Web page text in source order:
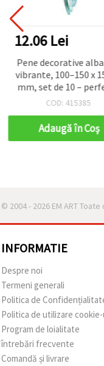
12.06 Lei
Pene decorative
vibrante, 100–150 x
mm, set de 10 –
pentru costume
DIY
COD: 415385
Adaugă în Coş
© 2004 - 2026 EM ART
INFORMATIE
Despre noi
Termeni generali
Politica de
Politica de utilizare
Program de loialitate
întrebări frecvente
Comandă și livrare